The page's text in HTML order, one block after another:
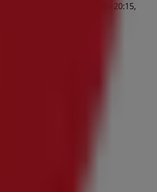
10:00 - 13:30 / 16:00 - 20:15,